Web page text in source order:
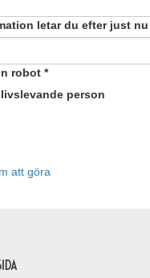
letar du efter just
robot *
person